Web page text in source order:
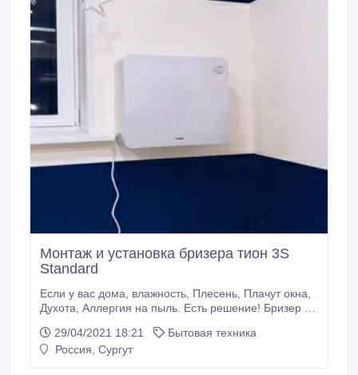
Монтаж и установка бризера тион 3S
Standard
Если у вас дома, влажность, Плесень, Плачут окна,
Духота, Аллергия на пыль. Есть решение! Бризер -
способная полностью избавить Вас от духоты,
плесени, пыли и шума. Полностью очищает
29/04/2021 18:21
Бытовая техника
Россия, Сургут